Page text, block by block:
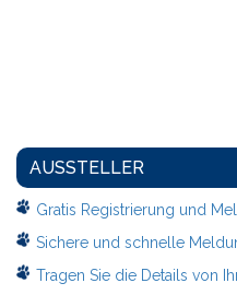
AUSSTELLER
Gratis Registrierung und
Sichere und schnelle
Tragen Sie die Details von